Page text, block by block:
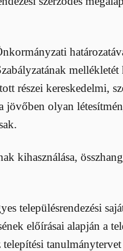
mellékletét
részei kereskedelmi,
olyan
kihasználása,
településrendezési
előírásai alapján a
telepítési